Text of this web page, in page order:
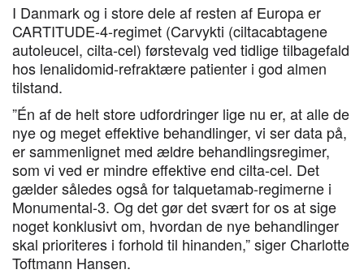
I Danmark og i store dele af resten af Europa er
CARTITUDE-4-regimet (Carvykti (ciltacabtagene
autoleucel, cilta-cel) førstevalg ved tidlige tilbagefald
hos lenalidomid-refraktære patienter i god almen
tilstand.
”Én af de helt store udfordringer lige nu er, at alle de
nye og meget effektive behandlinger, vi ser data på,
er sammenlignet med ældre behandlingsregimer,
som vi ved er mindre effektive end cilta-cel. Det
gælder således også for talquetamab-regimerne i
Monumental-3. Og det gør det svært for os at sige
noget konklusivt om, hvordan de nye behandlinger
skal prioriteres i forhold til hinanden,” siger Charlotte
Toftmann Hansen.